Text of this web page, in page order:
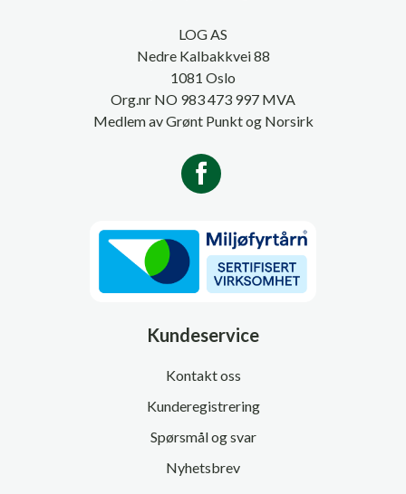
LOG AS
Nedre Kalbakkvei 88
1081 Oslo
Org.nr NO 983 473 997 MVA
Medlem av Grønt Punkt og Norsirk
Kundeservice
Kontakt oss
Kunderegistrering
Spørsmål og svar
Nyhetsbrev